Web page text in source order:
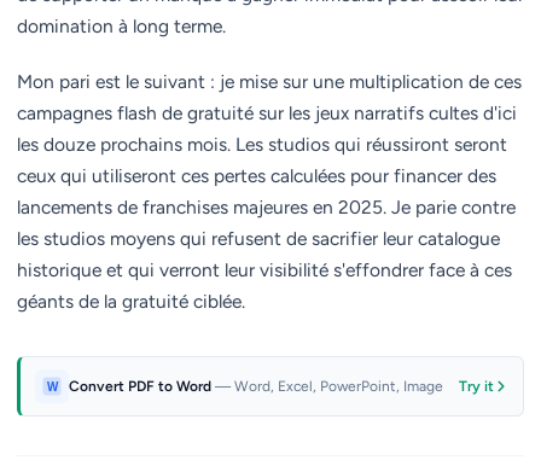
domination à long terme.
Mon pari est le suivant : je mise sur une multiplication de ces
campagnes flash de gratuité sur les jeux narratifs cultes d'ici
les douze prochains mois. Les studios qui réussiront seront
ceux qui utiliseront ces pertes calculées pour financer des
lancements de franchises majeures en 2025. Je parie contre
les studios moyens qui refusent de sacrifier leur catalogue
historique et qui verront leur visibilité s'effondrer face à ces
géants de la gratuité ciblée.
Convert PDF to Word — Word, Excel, PowerPoint, Image Try it